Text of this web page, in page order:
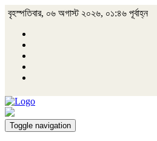
বৃহস্পতিবার, ০৬ অগাস্ট ২০২৬, ০১:৪৬ পূর্বাহ্ন
Toggle navigation